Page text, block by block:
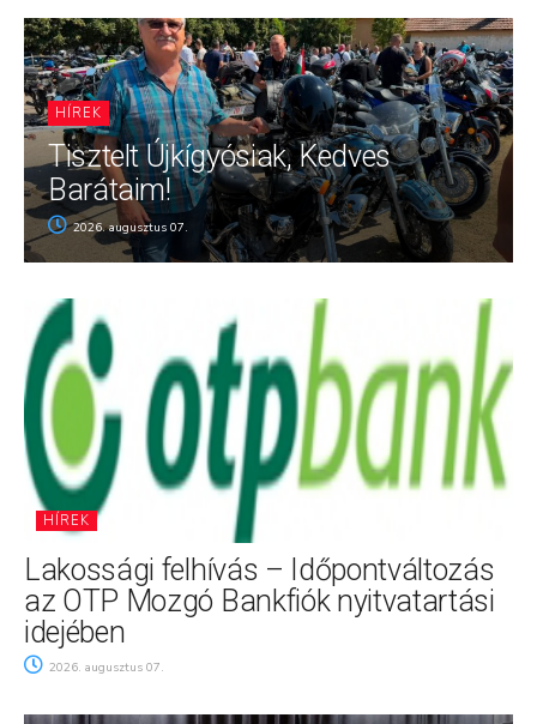
HÍREK
Tisztelt Újkígyósiak, Kedves
Barátaim!
2026. augusztus 07.
HÍREK
Lakossági felhívás – Időpontváltozás
az OTP Mozgó Bankfiók nyitvatartási
idejében
2026. augusztus 07.